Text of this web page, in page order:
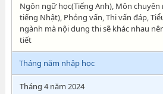
Ngôn ngữ học(Tiếng Anh), Môn chuyên
tiếng Nhật), Phỏng vấn, Thi vấn đáp,
ngành mà nội dung thi sẽ khác nhau
tiết
Tháng năm nhập học
Tháng 4 năm 2024